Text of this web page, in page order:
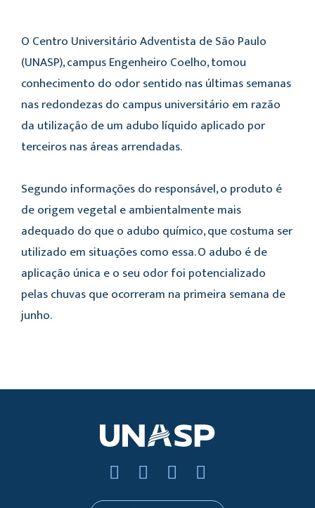
O Centro Universitário Adventista de São Paulo
(UNASP), campus Engenheiro Coelho, tomou
conhecimento do odor sentido nas últimas semanas
nas redondezas do campus universitário em razão
da utilização de um adubo líquido aplicado por
terceiros nas áreas arrendadas.
Segundo informações do responsável, o produto é
de origem vegetal e ambientalmente mais
adequado do que o adubo químico, que costuma ser
utilizado em situações como essa. O adubo é de
aplicação única e o seu odor foi potencializado
pelas chuvas que ocorreram na primeira semana de
junho.